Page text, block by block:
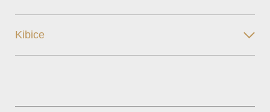
Kibice